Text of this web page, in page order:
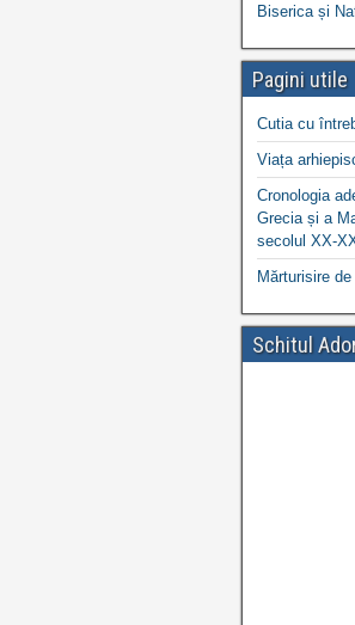
Biserica și
Pagini utile
Cutia cu
Viața
Cronologia
Grecia și a
secolul XX-
Mărturisire
Schitul